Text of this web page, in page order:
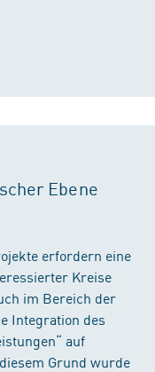
Ebene
erfordern eine
Kreise
im Bereich der
Integration des
auf
Grund wurde